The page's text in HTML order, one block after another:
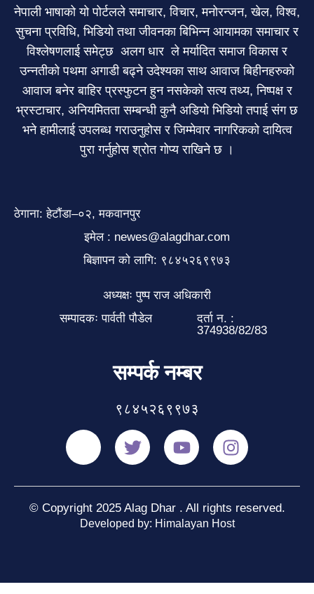
नेपाली भाषाको यो पोर्टलले समाचार, विचार, मनोरन्जन, खेल, विश्व,
सुचना प्रविधि, भिडियो तथा जीवनका बिभिन्न आयामका समाचार र
विश्लेषणलाई समेट्छ अलग धार ले मर्यादित समाज विकास र
उन्नतीको पथमा अगाडी बढ्ने उदेश्यका साथ आवाज बिहीनहरुको
आवाज बनेर बाहिर प्रस्फुटन हुन नसकेको सत्य तथ्य, निष्पक्ष र
भ्रस्टाचार, अनियमितता सम्बन्धी कुनै अडियो भिडियो तपाई संग छ
भने हामीलाई उपलब्ध गराउनुहोस र जिम्मेवार नागरिकको दायित्व
पुरा गर्नुहोस श्रोत गोप्य राखिने छ ।
ठेगाना: हेटौंडा–०२, मकवानपुर
इमेल : newes@alagdhar.com
बिज्ञापन को लागि: ९८४५२६९९७३
अध्यक्षः पुष्प राज अधिकारी
सम्पादकः पार्वती पौडेल
दर्ता न. :
374938/82/83
सम्पर्क नम्बर
९८४५२६९९७३
© Copyright 2025 Alag Dhar . All rights reserved.
Developed by: Himalayan Host